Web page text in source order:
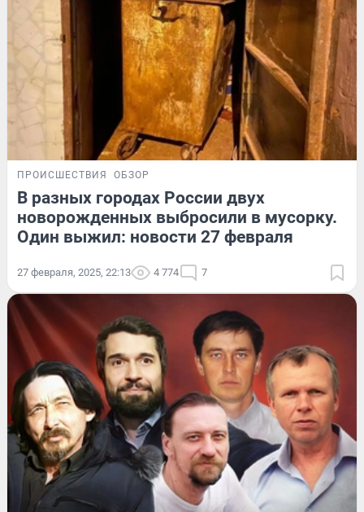
ПРОИСШЕСТВИЯ ОБЗОР
В разных городах России двух
новорожденных выбросили в мусорку.
Один выжил: новости 27 февраля
27 февраля, 2025, 22:13 4 774 7